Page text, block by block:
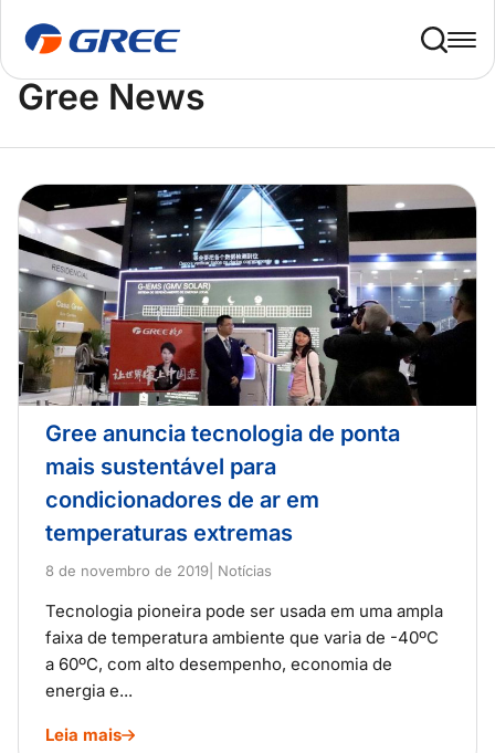
Home Gree News
Gree News
Gree anuncia tecnologia de ponta
mais sustentável para
condicionadores de ar em
temperaturas extremas
8 de novembro de 2019 | Notícias
Tecnologia pioneira pode ser usada em uma ampla
faixa de temperatura ambiente que varia de -40ºC
a 60ºC, com alto desempenho, economia de
energia e...
Leia mais